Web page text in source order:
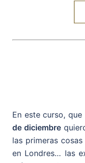
En este curso,
de diciembre
las primeras
en Londres… las